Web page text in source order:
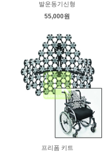
발운동기신형
55,000원
프리폼 키트